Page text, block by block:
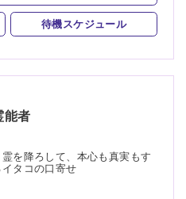
チャクラ
グ 霊符
待機スケジュール
能者
を降ろして、本心も真実もす
タコの口寄せ